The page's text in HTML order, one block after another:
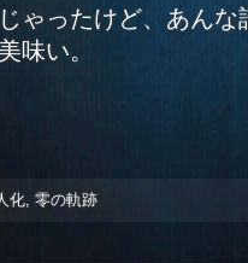
ゃったけど、あん
味い。
化, 零の軌跡